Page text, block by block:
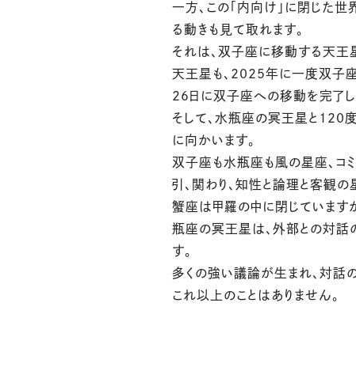
一方、この「内向け」に閉じた
る動きも見て取れます。
それは、双子座に移動する天王
天王星も、2025年に一度双子座
26日に双子座への移動を完了し
そして、水瓶座の冥王星と120
に向かいます。
双子座も水瓶座も風の星座、コミ
引、関わり、知性と論理と客観の
蟹座は甲羅の中に閉じています
瓶座の冥王星は、外部との対話
す。
多くの強い議論が生まれ、対話
これ以上のことはありません。